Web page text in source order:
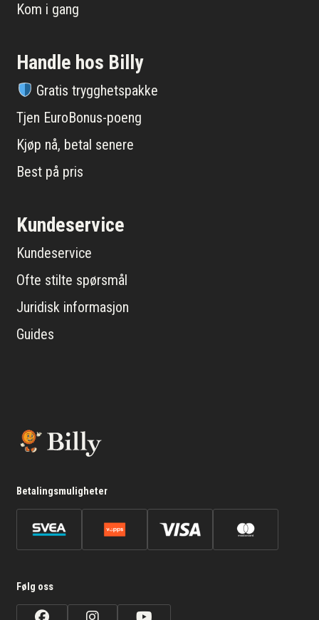
Kom i gang
Handle hos Billy
Gratis trygghetspakke
Tjen EuroBonus-poeng
Kjøp nå, betal senere
Best på pris
Kundeservice
Kundeservice
Ofte stilte spørsmål
Juridisk informasjon
Guides
Betalingsmuligheter
Følg oss